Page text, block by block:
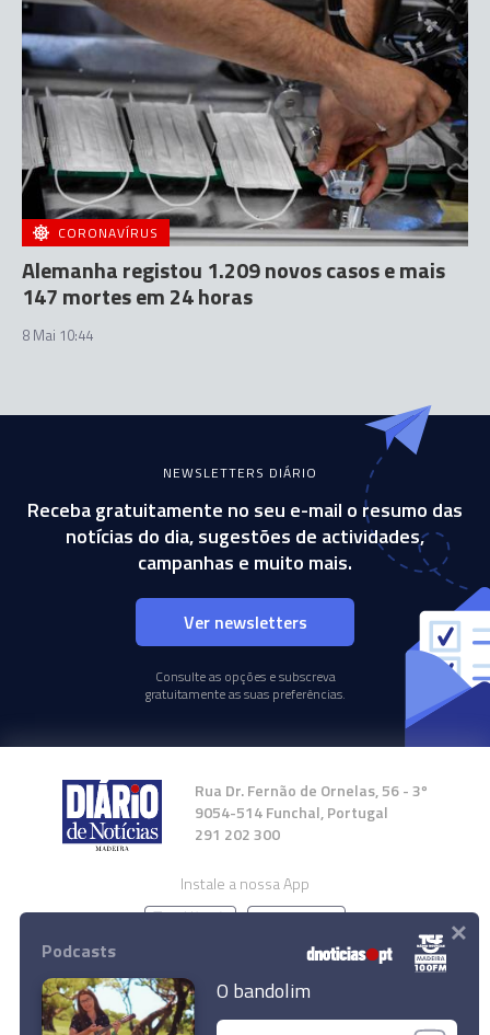
CORONAVÍRUS
Alemanha registou 1.209 novos casos e mais
147 mortes em 24 horas
8 Mai 10:44
NEWSLETTERS DIÁRIO
Receba gratuitamente no seu e-mail o resumo das
notícias do dia, sugestões de actividades,
campanhas e muito mais.
Ver newsletters
Consulte as opções e subscreva
gratuitamente as suas preferências.
Rua Dr. Fernão de Ornelas, 56 - 3º
9054-514 Funchal, Portugal
291 202 300
Instale a nossa App
Podcasts
O bandolim
×